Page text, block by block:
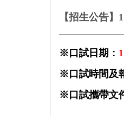
【招生公告
※口試日期：
※口試時間及
※口試攜帶文